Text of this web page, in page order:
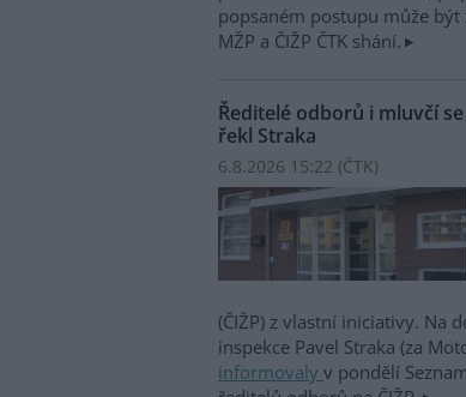
popsaném postupu může
MŽP a ČIŽP ČTK shání.
Ředitelé odborů i mluvčí
řekl Straka
6.8.2026 15:22 (ČTK)
(ČIŽP) z vlastní iniciativy. Na
inspekce Pavel Straka (za
informovaly v pondělí